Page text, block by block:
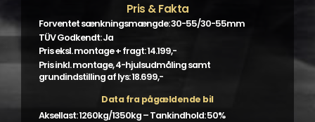
Pris & Fakta
Forventet sænkningsmængde: 30-55/30-55mm
TÜV Godkendt: Ja
Pris eksl. montage + fragt: 14.199,-
Pris inkl. montage, 4-hjulsudmåling samt
grundindstilling af lys: 18.699,-
Data fra pågældende bil
Aksellast: 1260kg/1350kg – Tankindhold: 50%